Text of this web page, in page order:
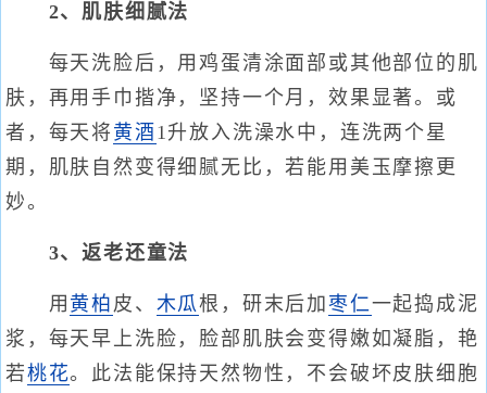
2、肌肤细腻法
每天洗脸后，用鸡蛋清涂面部或其他部位的肌
肤，再用手巾揩净，坚持一个月，效果显著。或
者，每天将 黄酒 1升放入洗澡水中，连洗两个星
期，肌肤自然变得细腻无比，若能用美玉摩擦更
妙。
3、返老还童法
用 黄柏 皮、 木瓜根，研末后加枣仁一起捣成泥
浆，每天早上洗脸，脸部肌肤会变得嫩如凝脂，艳
若桃花。此法能保持天然物性，不会破坏皮肤细胞